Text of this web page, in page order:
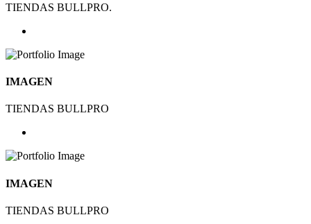
TIENDAS BULLPRO.
IMAGEN
TIENDAS BULLPRO
IMAGEN
TIENDAS BULLPRO